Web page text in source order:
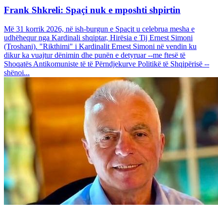
Frank Shkreli: Spaçi nuk e mposhti shpirtin
Më 31 korrik 2026, në ish-burgun e Spaçit u celebrua mesha e
udhëhequr nga Kardinali shqiptar, Hirësia e Tij Ernest Simoni
(Troshani). "Rikthimi" i Kardinalit Ernest Simoni në vendin ku
dikur ka vuajtur dënimin dhe punën e detyruar --me ftesë të
Shoqatës Antikomuniste të të Përndjekurve Politikë të Shqipërisë --
shënoi...